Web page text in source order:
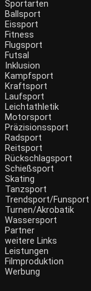
Sportarten
Ballsport
Eissport
Fitness
Flugsport
Futsal
Inklusion
Kampfsport
Kraftsport
Laufsport
Leichtathletik
Motorsport
Präzisionssport
Radsport
Reitsport
Rückschlagsport
Schießsport
Skating
Tanzsport
Trendsport/Funsport
Turnen/Akrobatik
Wassersport
Partner
weitere Links
Leistungen
Filmproduktion
Werbung